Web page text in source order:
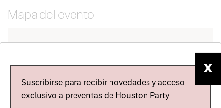
Mapa del evento
X
Suscribirse para recibir novedades y acceso
exclusivo a preventas de Houston Party